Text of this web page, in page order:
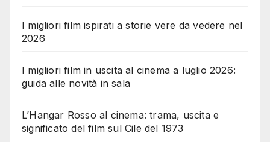
I migliori film ispirati a storie vere da vedere nel
2026
I migliori film in uscita al cinema a luglio 2026:
guida alle novità in sala
L’Hangar Rosso al cinema: trama, uscita e
significato del film sul Cile del 1973